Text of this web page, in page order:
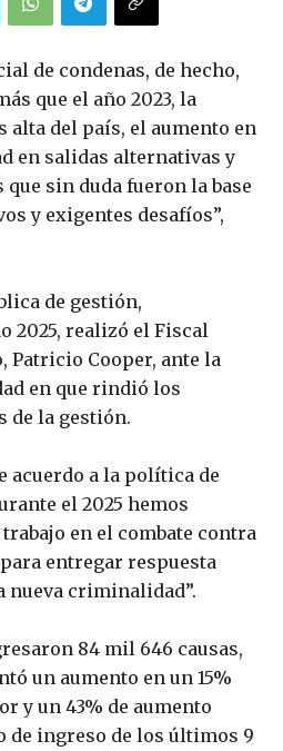
de condenas, de hecho,
que el año 2023, la
del país, el aumento en
en salidas alternativas y
sin duda fueron la base
y exigentes desafíos”,
de gestión,
2025, realizó el Fiscal
Patricio Cooper, ante la
en que rindió los
de la gestión.
acuerdo a la política de
el 2025 hemos
en el combate contra
entregar respuesta
nueva criminalidad”.
84 mil 646 causas,
un aumento en un 15%
y un 43% de aumento
de ingreso de los últimos 9